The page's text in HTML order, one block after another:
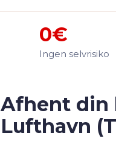
0€
Ingen selvrisiko
Afhent din
Lufthavn